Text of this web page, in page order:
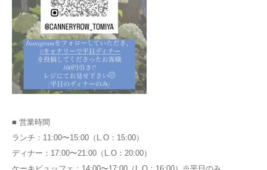
■ 営業時間
ランチ：11:00〜15:00（L.O：15:00）
ディナー：17:00〜21:00（L.O：20:00）